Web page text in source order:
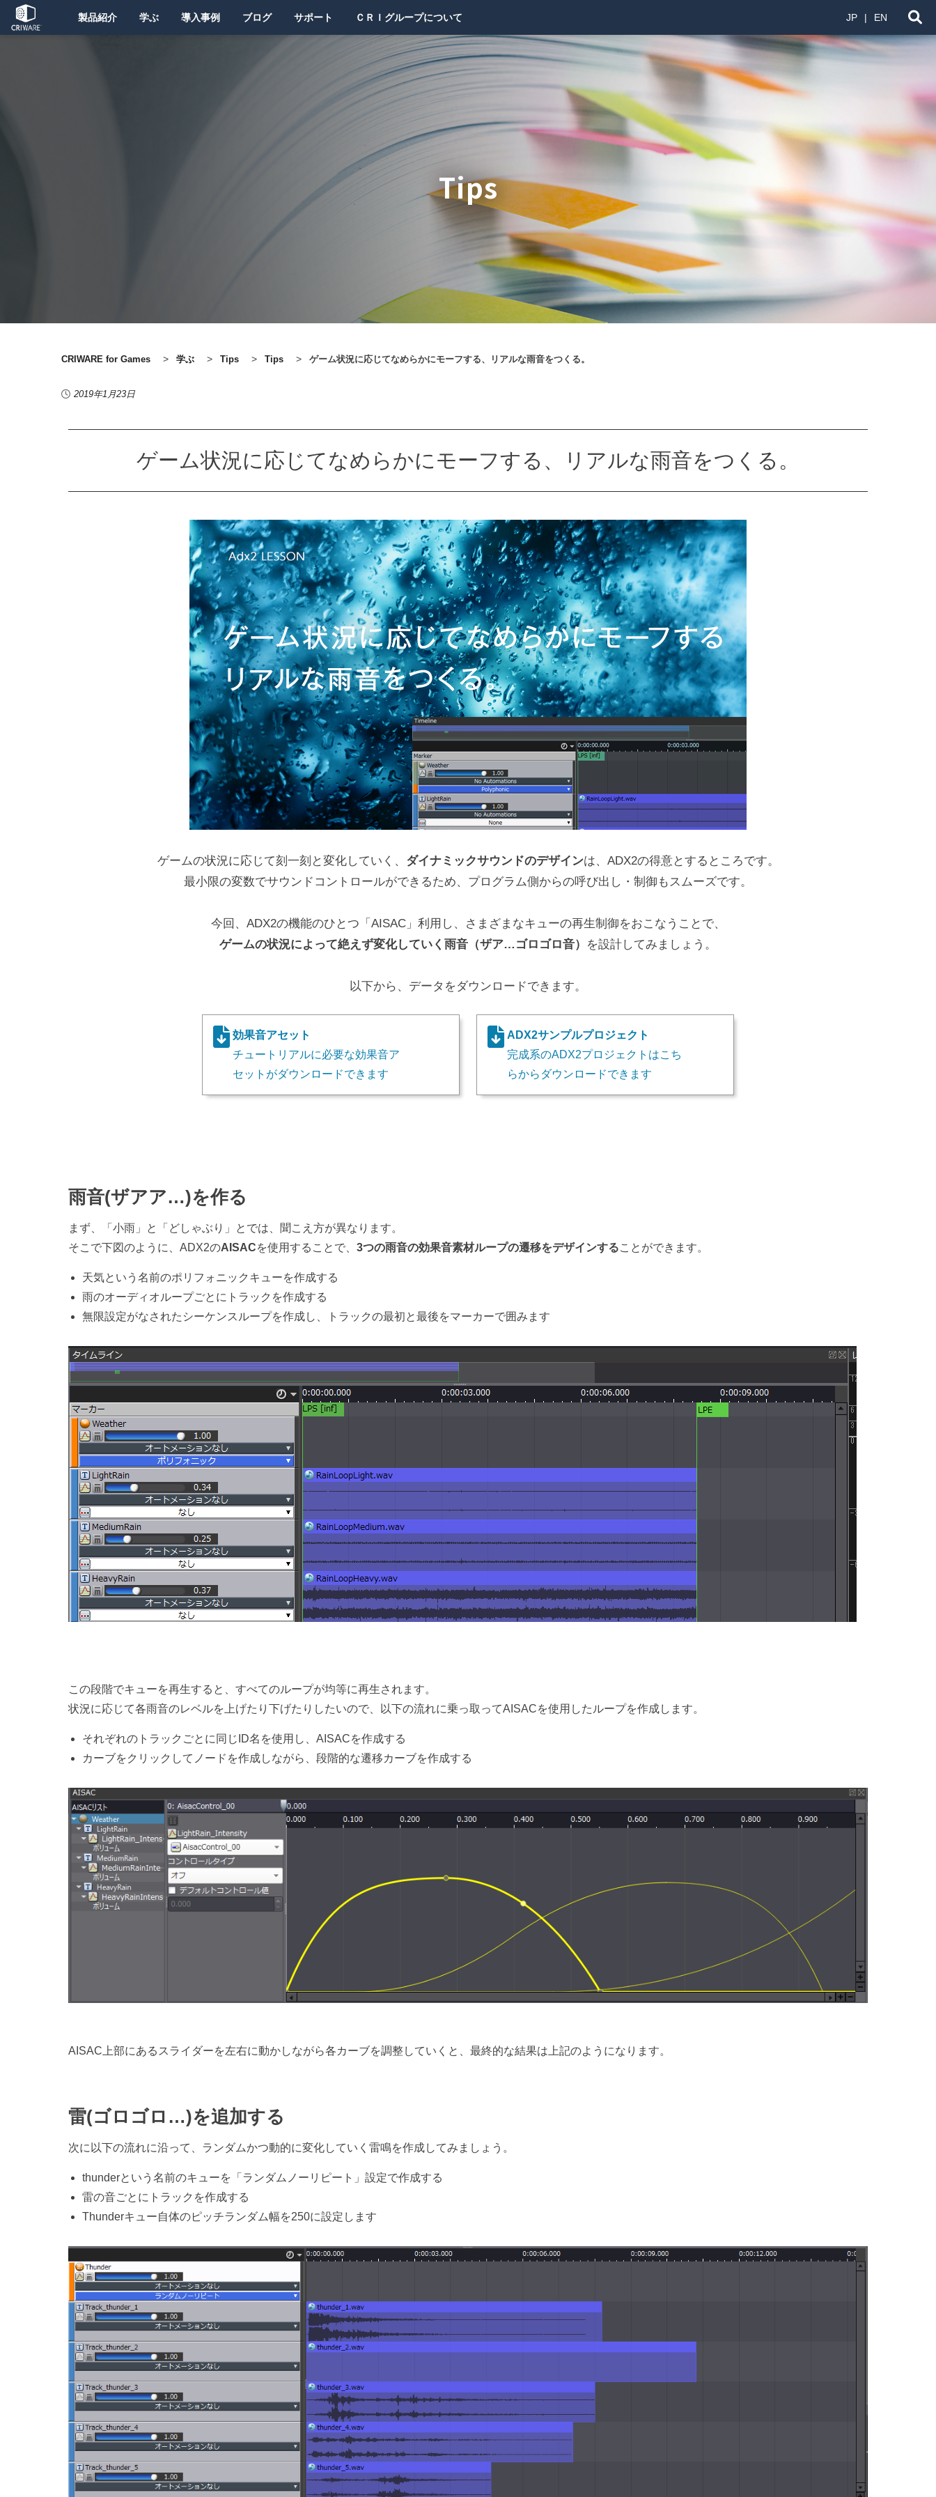
製品紹介 学ぶ 導入事例 ブログ サポート ＣＲＩグループについて JP EN
Tips
CRIWARE for Games > 学ぶ > Tips > Tips > ゲーム状況に応じてなめらかにモーフする、リアルな雨音をつくる。
2019年1月23日
ゲーム状況に応じてなめらかにモーフする、リアルな雨音をつくる。
ゲームの状況に応じて刻一刻と変化していく、 ダイナミックサウンドのデザインは、ADX2の得意とするところです。
最小限の変数でサウンドコントロールができるため、プログラム側からの呼び出し・制御もスムーズです。
今回、ADX2の機能のひとつ「AISAC」利用し、さまざまなキューの再生制御をおこなうことで、
ゲームの状況によって絶えず変化していく雨音（ザア…ゴロゴロ音）
を設計してみましょう。
以下から、データをダウンロードできます。
効果音アセット
チュートリアルに必要な効果音ア
セットがダウンロードできます
ADX2サンプルプロジェクト
完成系のADX2プロジェクトはこち
らからダウンロードできます
雨音(ザアア…)を作る
まず、「小雨」と「どしゃぶり」とでは、聞こえ方が異なります。
そこで下図のように、ADX2のAISACを使用することで、 3つの雨音の効果音素材ループの遷移をデザインすることができます。
天気という名前のポリフォニックキューを作成する
雨のオーディオループごとにトラックを作成する
無限設定がなされたシーケンスループを作成し、トラックの最初と最後をマーカーで囲みます
この段階でキューを再生すると、すべてのループが均等に再生されます。
状況に応じて各雨音のレベルを上げたり下げたりしたいので、以下の流れに乗っ取ってAISACを使用したループを作成します。
それぞれのトラックごとに同じID名を使用し、AISACを作成する
カーブをクリックしてノードを作成しながら、段階的な遷移カーブを作成する
AISAC上部にあるスライダーを左右に動かしながら各カーブを調整していくと、最終的な結果は上記のようになります。
雷(ゴロゴロ…)を追加する
次に以下の流れに沿って、ランダムかつ動的に変化していく雷鳴を作成してみましょう。
thunderという名前のキューを「ランダムノーリピート」設定で作成する
雷の音ごとにトラックを作成する
Thunderキュー自体のピッチランダム幅を250に設定します